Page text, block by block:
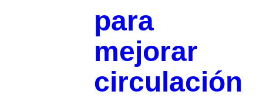
para
mejorar
circulación